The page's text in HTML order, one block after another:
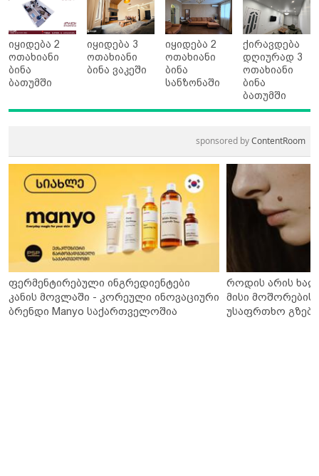
იყიდება 2
ოთახიანი
ბინა
ბათუმში
იყიდება 3
ოთახიანი
ბინა ვაკეში
იყიდება 2
ოთახიანი
ბინა
სანზონაში
ქირავდება
დღიურად 3
ოთახიანი
ბინა
ბათუმში
sponsored byContentRoom
ფერმენტირებული ინგრედიენტები
კანის მოვლაში - კორეული ინოვაციური
ბრენდი Manyo საქართველოშია
როდის არის
მისი მოშორების
უსაფრთხო გზები